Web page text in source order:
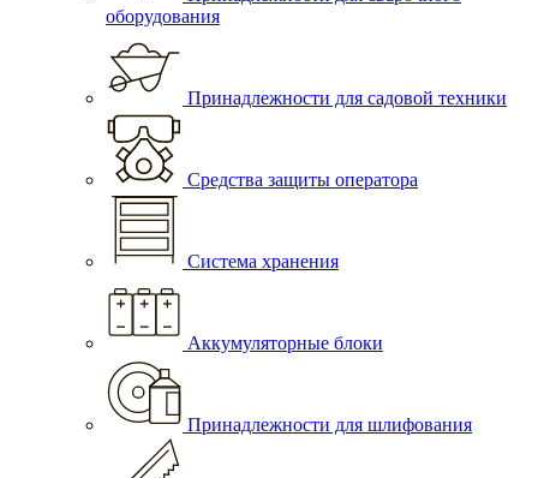
оборудования
Принадлежности для садовой техники
Средства защиты оператора
Система хранения
Аккумуляторные блоки
Принадлежности для шлифования